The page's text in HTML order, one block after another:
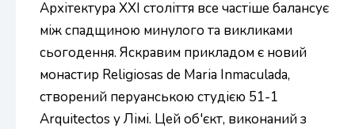
Архітектура XXI століття все частіше балансує
між спадщиною минулого та викликами
сьогодення. Яскравим прикладом є новий
монастир Religiosas de Maria Inmaculada,
створений перуанською студією 51-1
Arquitectos у Лімі. Цей об'єкт, виконаний з